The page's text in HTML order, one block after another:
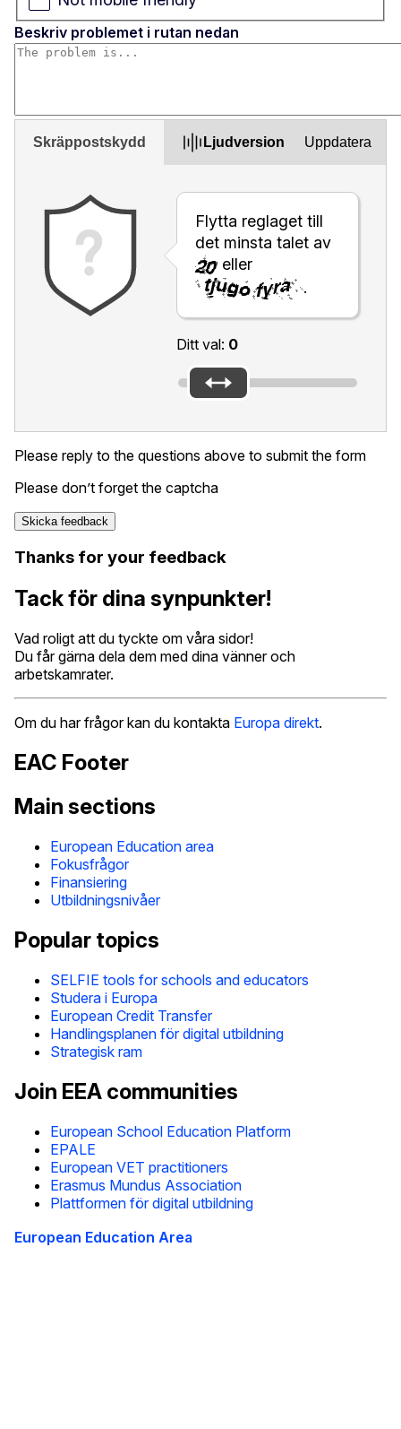
Beskriv problemet i rutan nedan
Skräppostskydd Ljudversion
Flytta reglaget till
det minsta talet av
eller
.
Ditt val: 0
Uppdatera
Please reply to the questions above to submit the form
Please don’t forget the captcha
Thanks for your feedback
Tack för dina synpunkter!
Vad roligt att du tyckte om våra sidor!
Du får gärna dela dem med dina vänner och
arbetskamrater.
Om du har frågor kan du kontakta Europa direkt.
EAC Footer
Main sections
European Education area
Fokusfrågor
Finansiering
Utbildningsnivåer
Popular topics
SELFIE tools for schools and educators
Studera i Europa
European Credit Transfer
Handlingsplanen för digital utbildning
Strategisk ram
Join EEA communities
European School Education Platform
EPALE
European VET practitioners
Erasmus Mundus Association
Plattformen för digital utbildning
European Education Area